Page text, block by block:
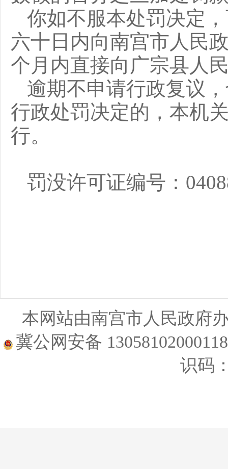
你如不服本处罚决定
六十 日内向南宫市人民
个月内直接向 广宗县人
逾期不申请行政复议
行政处罚决定的，本机
行。
罚没许可证编号：
本网站由南宫市人民政
冀公网安备
识码